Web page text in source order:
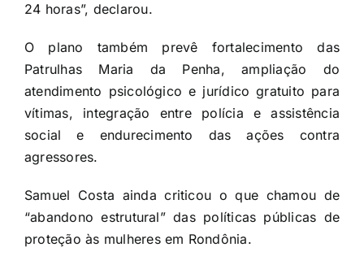
24 horas”, declarou.
O plano também prevê fortalecimento das
Patrulhas Maria da Penha, ampliação do
atendimento psicológico e jurídico gratuito para
vítimas, integração entre polícia e assistência
social e endurecimento das ações contra
agressores.
Samuel Costa ainda criticou o que chamou de
“abandono estrutural” das políticas públicas de
proteção às mulheres em Rondônia.